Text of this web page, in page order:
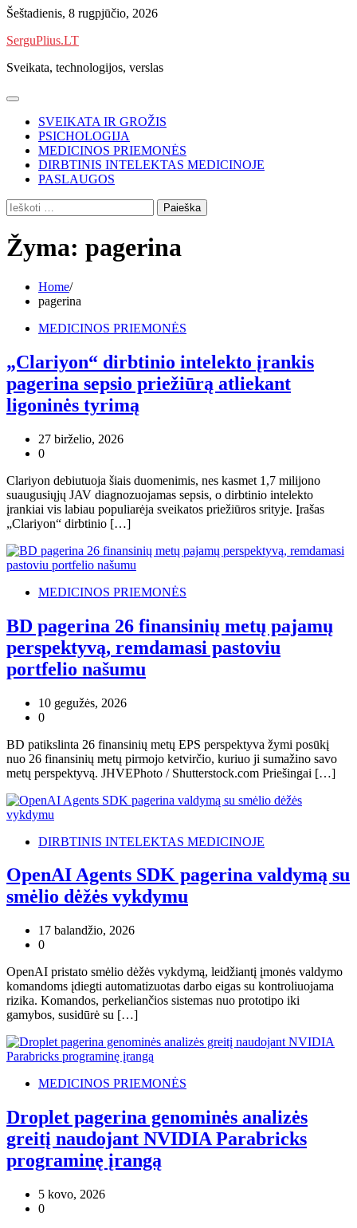
Skip
content
Šeštadienis, 8 rugpjūčio, 2026
SerguPlius.LT
Sveikata, technologijos, verslas
SVEIKATA IR GROŽIS
PSICHOLOGIJA
MEDICINOS PRIEMONĖS
DIRBTINIS INTELEKTAS MEDICINOJE
PASLAUGOS
Ieškoti:
Žyma: pagerina
Home
pagerina
MEDICINOS PRIEMONĖS
„Clariyon“ dirbtinio intelekto įrankis
pagerina sepsio priežiūrą atliekant
ligoninės tyrimą
27 birželio, 2026
0
Clariyon debiutuoja šiais duomenimis, nes kasmet 1,7 milijono
suaugusiųjų JAV diagnozuojamas sepsis, o dirbtinio intelekto
įrankiai vis labiau populiarėja sveikatos priežiūros srityje. Įrašas
„Clariyon“ dirbtinio […]
MEDICINOS PRIEMONĖS
BD pagerina 26 finansinių metų pajamų
perspektyvą, remdamasi pastoviu
portfelio našumu
10 gegužės, 2026
0
BD patikslinta 26 finansinių metų EPS perspektyva žymi posūkį
nuo 26 finansinių metų pirmojo ketvirčio, ​​kuriuo ji sumažino savo
metų perspektyvą. JHVEPhoto / Shutterstock.com Priešingai […]
DIRBTINIS INTELEKTAS MEDICINOJE
OpenAI Agents SDK pagerina valdymą su
smėlio dėžės vykdymu
17 balandžio, 2026
0
OpenAI pristato smėlio dėžės vykdymą, leidžiantį įmonės valdymo
komandoms įdiegti automatizuotas darbo eigas su kontroliuojama
rizika. Komandos, perkeliančios sistemas nuo prototipo iki
gamybos, susidūrė su […]
MEDICINOS PRIEMONĖS
Droplet pagerina genominės analizės
greitį naudojant NVIDIA Parabricks
programinę įrangą
5 kovo, 2026
0